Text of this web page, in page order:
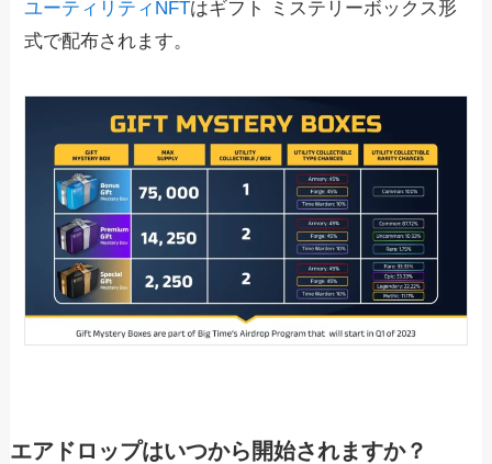
ユーティリティNFTはギフト ミステリーボックス形
式で配布されます。
エアドロップはいつから開始されますか？